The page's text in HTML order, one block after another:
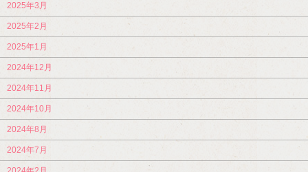
2025年3月
2025年2月
2025年1月
2024年12月
2024年11月
2024年10月
2024年8月
2024年7月